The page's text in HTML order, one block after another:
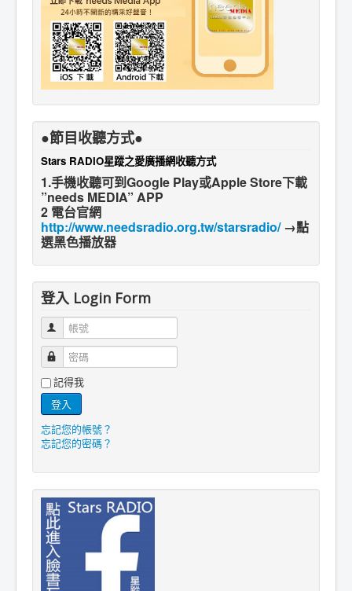
●節目收聽方式●
Stars RADIO星蹤之愛廣播網收聽方式
1.手機收聽可到Google Play或Apple Store下載
”needs MEDIA” APP
2 電台官網
http://www.needsradio.org.tw/starsradio/→點
選黑色播放器
登入 Login Form
帳號
密碼
記得我
登入
忘記您的帳號？
忘記您的密碼？